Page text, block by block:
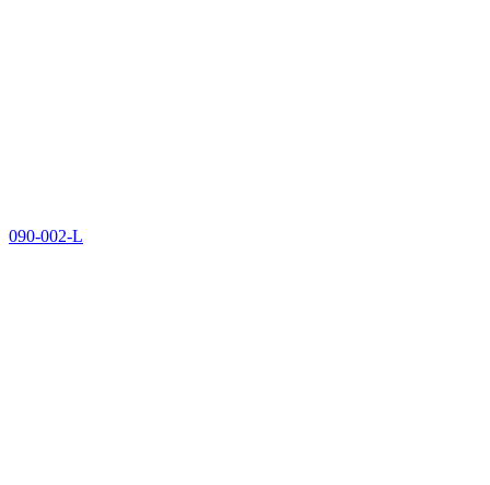
090-002-L